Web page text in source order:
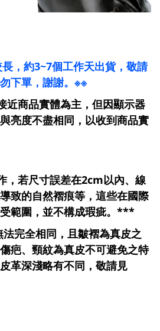
，約3~7個工作天出貨，敬請
下單，謝謝。※※
商品實體為主，但因顯示器
亮度不盡相同，以收到商品實
若尺寸誤差在2cm以內、線
致的自然褶痕等，這些在國際
範圍，並不構成瑕疵。***
完全相同，且皺褶為真皮之
疤、頸紋為真皮不可避免之特
革深淺略有不同，敬請見